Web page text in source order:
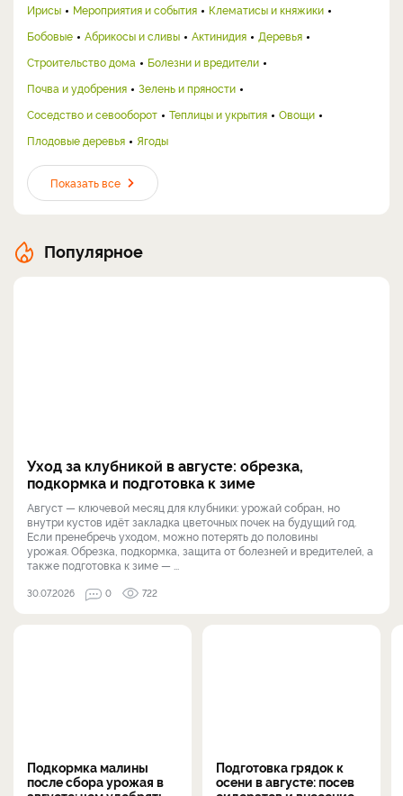
Ирисы
Мероприятия и события
Клематисы и княжики
Бобовые
Абрикосы и сливы Актинидия
Деревья
Строительство дома
Болезни и вредители
Почва и удобрения
Зелень и пряности
Соседство и севооборот
Теплицы и укрытия
Овощи
Плодовые деревья
Ягоды
Показать все
Популярное
Уход за клубникой в августе: обрезка,
подкормка и подготовка к зиме
Август — ключевой месяц для клубники: урожай собран, но
внутри кустов идёт закладка цветочных почек на будущий год.
Если пренебречь уходом, можно потерять до половины
урожая. Обрезка, подкормка, защита от болезней и вредителей, а
также подготовка к зиме — ...
30.07.2026 0 722
Подкормка малины
после сбора урожая в
Подготовка грядок к
осени в августе: посев